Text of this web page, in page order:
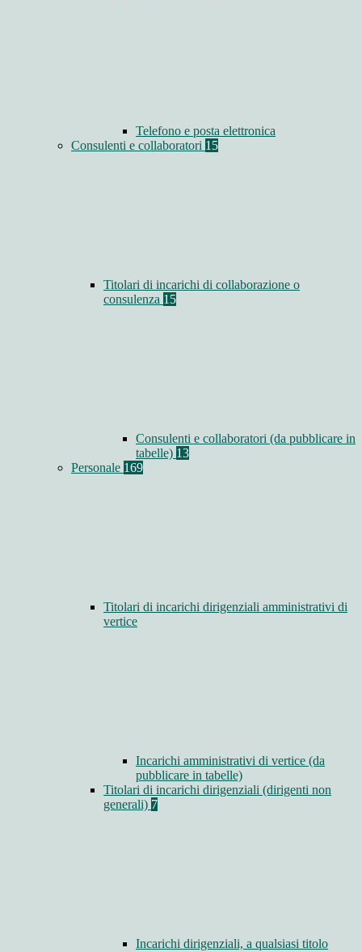
Telefono e posta elettronica
Consulenti e collaboratori 15
Titolari di incarichi di collaborazione o
consulenza 15
Consulenti e collaboratori (da pubblicare in
tabelle) 13
Personale 169
Titolari di incarichi dirigenziali amministrativi di
vertice
Incarichi amministrativi di vertice (da
pubblicare in tabelle)
Titolari di incarichi dirigenziali (dirigenti non
generali) 7
Incarichi dirigenziali, a qualsiasi titolo